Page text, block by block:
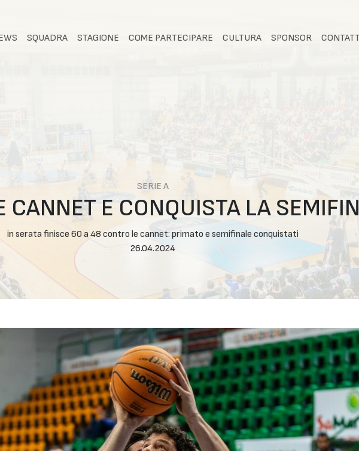
SQUADRA STAGIONE COME PARTECIPARE CULTURA SPONSOR
SERIE A
CANNET E CONQUISTA LA
in serata finisce 60 a 48 contro le cannet: primato e semifinale conquistati
26.04.2024